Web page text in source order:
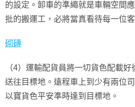
的設定。卸車的準繩就是車輛空間
批的搬運工，必將當真看待每一位
砌磚
（4）運輸配貨員將一切貨色配載
送往目標地。遠程車上到少有兩位
以寶貨色平安準時達到目標地。